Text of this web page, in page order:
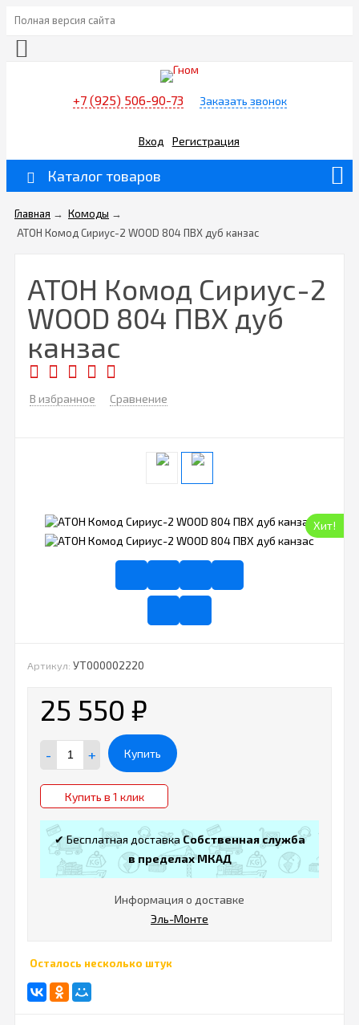
Полная версия сайта
+7 (925) 506-90-73 Заказать звонок
Вход Регистрация
Каталог товаров
Главная → Комоды →
АТОН Комод Сириус-2 WOOD 804 ПВХ дуб канзас
АТОН Комод Сириус-2
WOOD 804 ПВХ дуб
канзас
В избранное Сравнение
Хит!
Артикул: УТ000002220
25 550 ₽
- + Купить
Купить в 1 клик
✔ Бесплатная доставкаСобственная служба
в пределах МКАД
Информация о доставке
Эль-Монте
Осталось несколько штук